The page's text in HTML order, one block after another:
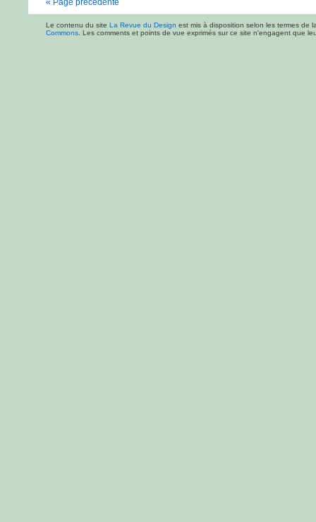
« Page précedente
Le contenu du site La Revue du Design est mis à disposition selon les termes de
Commons . Les comments et points de vue exprimés sur ce site n'engagent que